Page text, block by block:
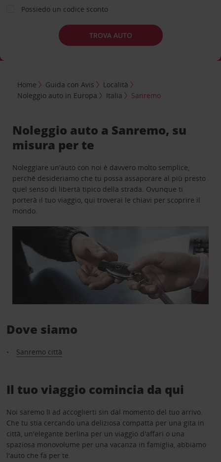
Possiedo un codice sconto
TROVA AUTO
Home Guida con Avis
Località
Noleggio auto in Europa
Italia Sanremo
Noleggio auto a Sanremo, su
misura per te
Noleggiare un'auto con noi è davvero molto semplice,
perché desideriamo che tu possa assaporare al più presto
quel senso di libertà tipico della strada. Ovunque ti
porterà il tuo viaggio, qui troverai le chiavi per scoprire il
mondo.
Dove siamo
Sanremo città
Il tuo viaggio comincia da qui
Noi saremo lì ad accoglierti sin dal momento del tuo arrivo.
Che tu stia cercando una deliziosa compatta per una gita in
città, un'elegante berlina per un viaggio d'affari o una
spaziosa monovolume per una vacanza in famiglia, abbiamo
l'auto che fa per te.